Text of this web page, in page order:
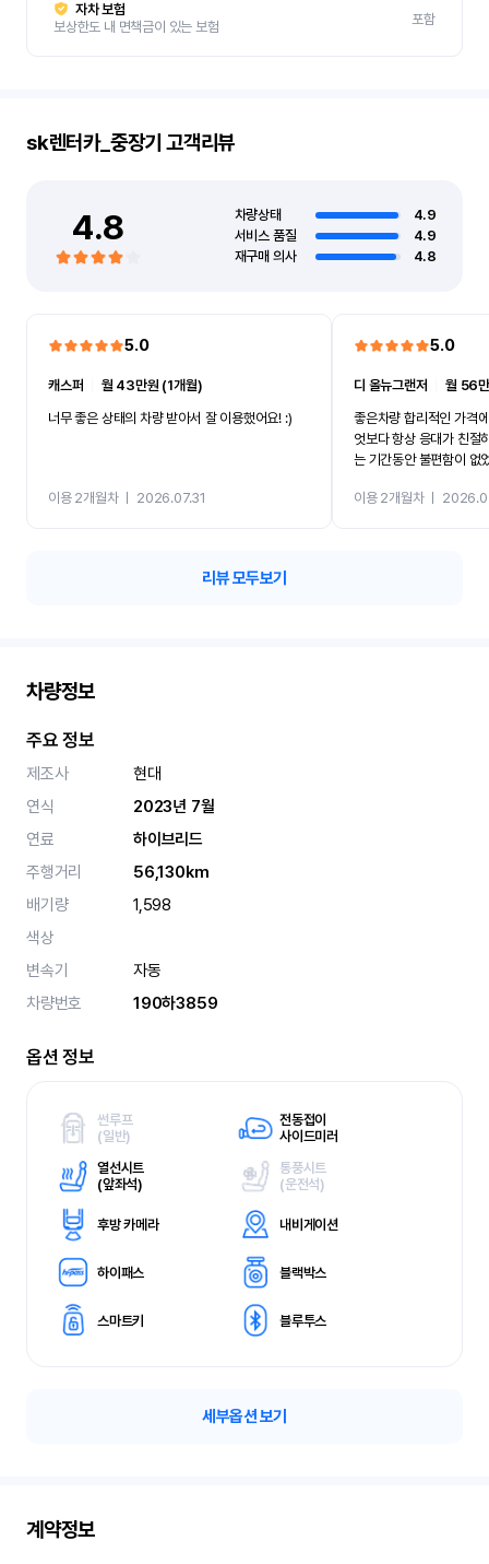
자차 보험
보상한도 내 면책금이 있는 보험
포함
sk렌터카_중장기 고객리뷰
4.8 차량상태
4.9
서비스 품질
4.9
재구매 의사
4.8
5.0
캐스퍼
월 43만원 (1개월)
너무 좋은 상태의 차량 받아서 잘 이용했어요! :)
이용 2개월차ㅣ 2026.07.31
5.0
디 올뉴그랜저 ㅣ월 56
좋은차량 합리적인 가격
엇보다 항상 응대가 친절
는 기간동안 불편함이 없
카 렌트 고민없이 강추합
이용 2개월차ㅣ
리뷰 모두보기
차량정보
주요 정보
제조사
현대
연식
2023년 7월
연료
하이브리드
주행거리
56,130km
배기량
1,598
색상
변속기
자동
차량번호
190하3859
옵션 정보
썬루프
(일반)
전동접이
사이드미러
열선시트
(앞좌석)
통풍시트
(운전석)
후방 카메라 내비게이션
하이패스 블랙박스
스마트키 블루투스
세부옵션 보기
계약정보